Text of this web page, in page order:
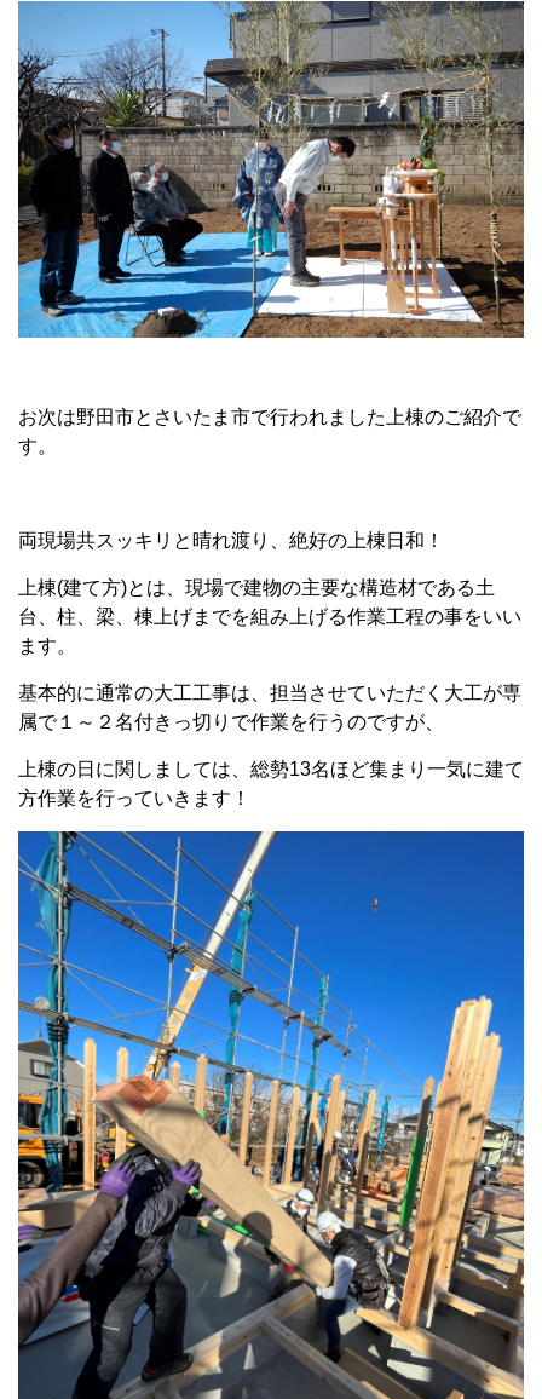
お次は野田市とさいたま市で行われました上棟のご紹介で
す。
両現場共スッキリと晴れ渡り、絶好の上棟日和！
上棟(建て方)とは、現場で建物の主要な構造材である土
台、柱、梁、棟上げまでを組み上げる作業工程の事をいい
ます。
基本的に通常の大工工事は、担当させていただく大工が専
属で１～２名付きっ切りで作業を行うのですが、
上棟の日に関しましては、総勢13名ほど集まり一気に建て
方作業を行っていきます！